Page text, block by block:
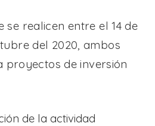
se realicen entre el 14 de
del 2020, ambos
proyectos de inversión
de la actividad